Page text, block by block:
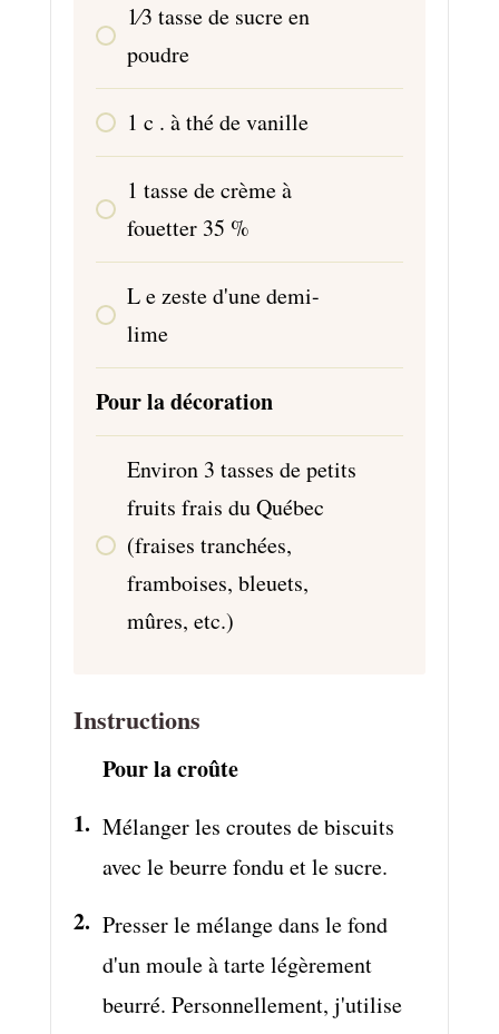
1⁄3 tasse de sucre en
poudre
1 c . à thé de vanille
1 tasse de crème à
fouetter 35 %
Le zeste d'une demi-
lime
Pour la décoration
Environ 3 tasses de petits
fruits frais du Québec
(fraises tranchées,
framboises, bleuets,
mûres, etc.)
Instructions
Pour la croûte
Mélanger les croutes de biscuits
avec le beurre fondu et le sucre.
Presser le mélange dans le fond
d'un moule à tarte légèrement
beurré. Personnellement, j'utilise